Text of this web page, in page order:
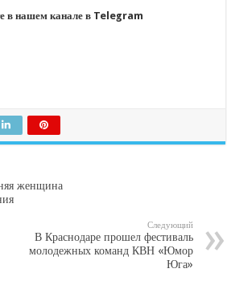
в нашем канале в Telegram
женщина
Следующий
В Краснодаре прошел фестиваль
молодежных команд КВН «Юмор
Юга»